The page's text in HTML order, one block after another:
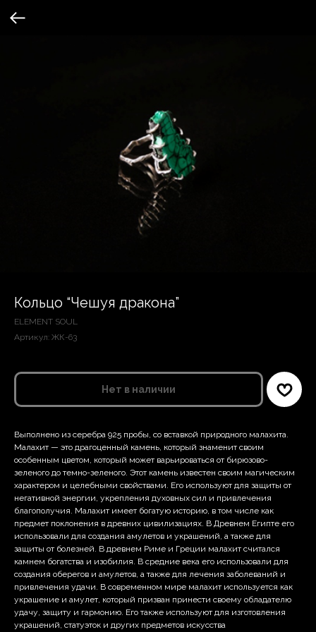
Кольцо “Чешуя дракона”
ELEMENT SOUL
Артикул: ЖК-63
Нет в наличии
Выполнено из серебра 925 пробы, со вставкой природного малахита.
Малахит — это драгоценный камень, который знаменит своим
особенным цветом, который может варьироваться от бирюзово-
зеленого до темно-зеленого. Этот камень известен своим магическим
характером и целебными свойствами. Его используют для защиты от
негативной энергии, укрепления духовных сил и привлечения
благополучия. Малахит имеет богатую историю, в том числе как
предмет поклонения в древних цивилизациях. В Древнем Египте его
использовали для создания амулетов и украшений, а также для
защиты от болезней. В древнем Риме и Греции малахит считался
камнем богатства и изобилия. В средние века его использовали для
создания оберегов и амулетов, а также для лечения заболеваний и
привлечения удачи. В современном мире малахит используется как
украшение и амулет, который призван принести своему обладателю
удачу, защиту и гармонию. Его также используют для изготовления
украшений, статуэток и других предметов искусства